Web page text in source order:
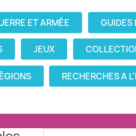
ET ARMÉE GUIDES
JEUX
RECHERCHES A